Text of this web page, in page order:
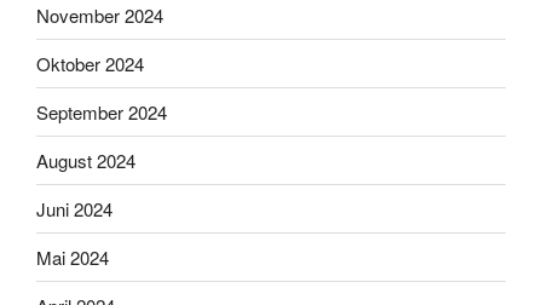
November 2024
Oktober 2024
September 2024
August 2024
Juni 2024
Mai 2024